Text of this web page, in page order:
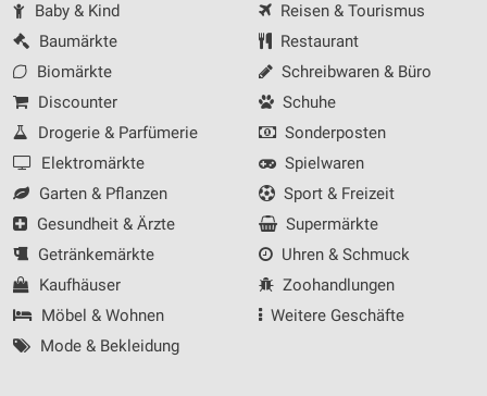
Baby & Kind
Baumärkte
Biomärkte
Discounter
Drogerie & Parfümerie
Elektromärkte
Garten & Pflanzen
Gesundheit & Ärzte
Getränkemärkte
Kaufhäuser
Möbel & Wohnen
Mode & Bekleidung
Reisen & Tourismus
Restaurant
Schreibwaren & Büro
Schuhe
Sonderposten
Spielwaren
Sport & Freizeit
Supermärkte
Uhren & Schmuck
Zoohandlungen
Weitere Geschäfte